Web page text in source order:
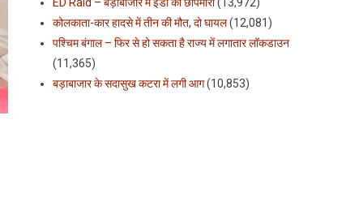
कोलकाता-कार हादसे में तीन की मौत, दो घायल(12,081)
पश्चिम बंगाल – फिर से हो सकता है राज्य में लगातार लॉकडाउन
(11,365)
बड़ाबाजार के सदासुख कटरा में लगी आग(10,853)